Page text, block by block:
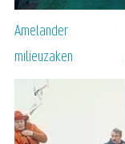
Amelander
milieuzaken